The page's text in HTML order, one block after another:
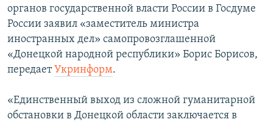
КРЫМ.НЕПОКОРЕННЫЙ
ELIFBE
УКРАИНСКАЯ ПРОБЛЕМА КРЫМА
Все сайты RFE/RL
органов государственной власти России в Госдуме
России заявил «заместитель министра
иностранных дел» самопровозглашенной
«Донецкой народной республики» Борис Борисов,
передаетУкринформ.
«Единственный выход из сложной гуманитарной
обстановки в Донецкой области заключается в